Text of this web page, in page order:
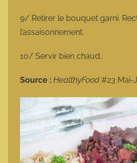
9/ Retirer le bouquet garni.
l’assaisonnement.
10/ Servir bien chaud.
Source : HealthyFood #23 Mai-